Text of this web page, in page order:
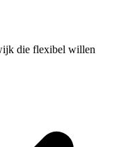
die flexibel willen